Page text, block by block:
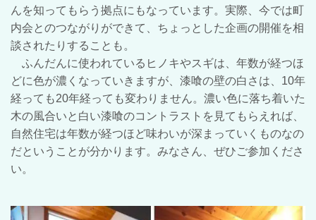
んを知ってもらう拠点にもなっています。実際、今では町
内会とのつながりができて、ちょっとした企画の開催を相
談されたりすることも。
ふんだんに使われているヒノキやスギは、年数が経つほ
どに色が濃くなっていきますが、漆喰の壁の白さは、10年
経っても20年経っても変わりません。濃い色に落ち着いた
木の風合いと白い漆喰のコントラストを見てもらえれば、
自然住宅は年数が経つほど味わいが深まっていくものなの
だということが分かります。みなさん、ぜひご参加くださ
い。